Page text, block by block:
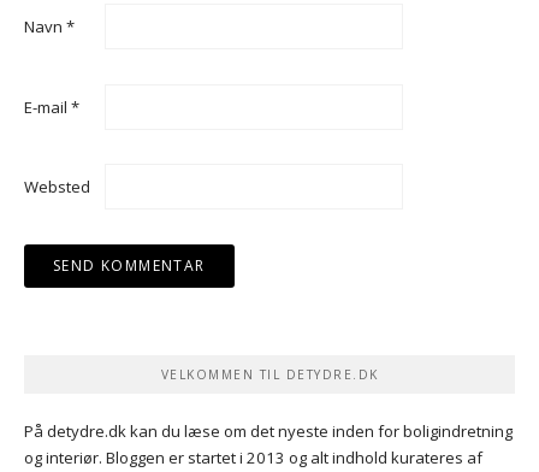
Navn *
E-mail *
Websted
VELKOMMEN TIL DETYDRE.DK
På detydre.dk kan du læse om det nyeste inden for boligindretning
og interiør. Bloggen er startet i 2013 og alt indhold kurateres af